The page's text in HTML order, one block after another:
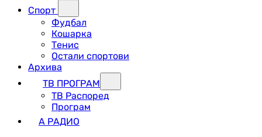
Спорт
Фудбал
Кошарка
Тенис
Остали спортови
Архива
ТВ ПРОГРАМ
ТВ Распоред
Програм
А РАДИО